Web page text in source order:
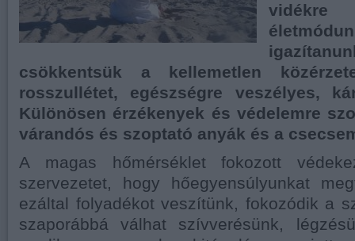
vidékre
csökkentsük a kellemetlen
rosszullétet, egészségre veszélyes,
Különösen érzékenyek és védelemre
várandós és szoptató anyák és a
A magas hőmérséklet fokozott
szervezetet, hogy hőegyensúlyunkat
ezáltal folyadékot veszítünk, fokozódik a
szaporábbá válhat szívverésünk,